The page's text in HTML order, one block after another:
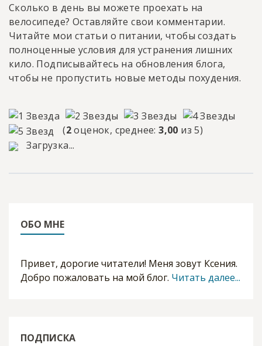
Сколько в день вы можете проехать на
велосипеде? Оставляйте свои комментарии.
Читайте мои статьи о питании, чтобы создать
полноценные условия для устранения лишних
кило. Подписывайтесь на обновления блога,
чтобы не пропустить новые методы похудения.
(2оценок, среднее:3,00 из 5)
Загрузка...
ОБО МНЕ
Привет, дорогие читатели! Меня зовут Ксения.
Добро пожаловать на мой блог. Читать далее...
ПОДПИСКА